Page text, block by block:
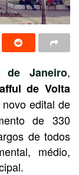
de Janeiro,
de Volta
edital de
de 330
de todos
médio,